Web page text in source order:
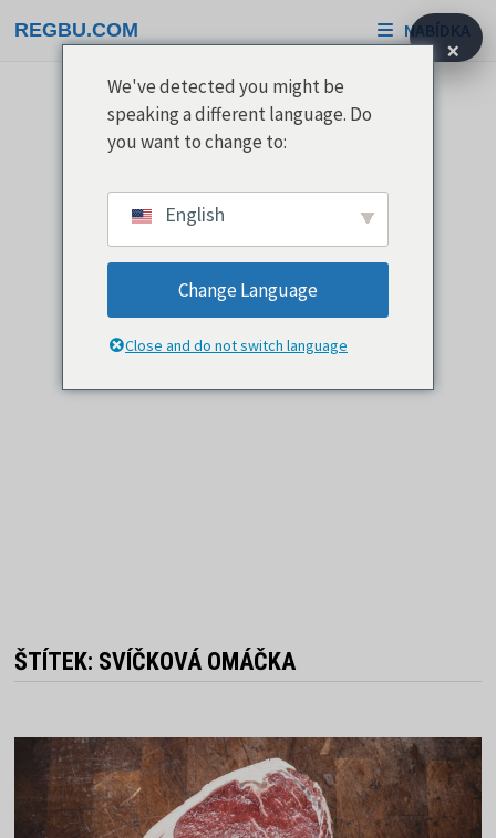
na
REGBU.COM NABÍDKA
ŠTÍTEK: SVÍČKOVÁ OMÁČKA
×
We've detected you might be
speaking a different language. Do
you want to change to:
English
Change Language
Close and do not switch language